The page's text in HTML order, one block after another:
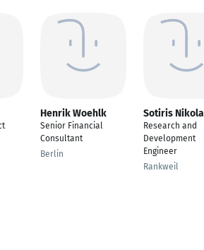
Henrik Woehlk
Senior Financial
Consultant
Berlin
Sotiris
Research and
Development
Engineer
Rankweil